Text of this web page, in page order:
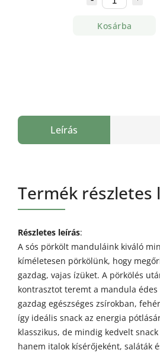
Kosárba
Leírás
Termék részletes
Részletes leírás:
A sós pörkölt manduláink kiváló
kíméletesen pörkölünk, hogy
gazdag, vajas ízüket. A pörkölés
kontrasztot teremt a mandula
gazdag egészséges zsírokban,
így ideális snack az energia
klasszikus, de mindig kedvelt
hanem italok kísérőjeként, saláták